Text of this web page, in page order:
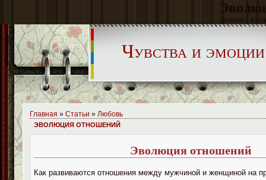
- Любовь -
Чувства и эмоции
Главная » Статьи » Любовь
ЭВОЛЮЦИЯ ОТНОШЕНИЙ
Эволюция отношений
Как развиваются отношения между мужчиной и женщиной на